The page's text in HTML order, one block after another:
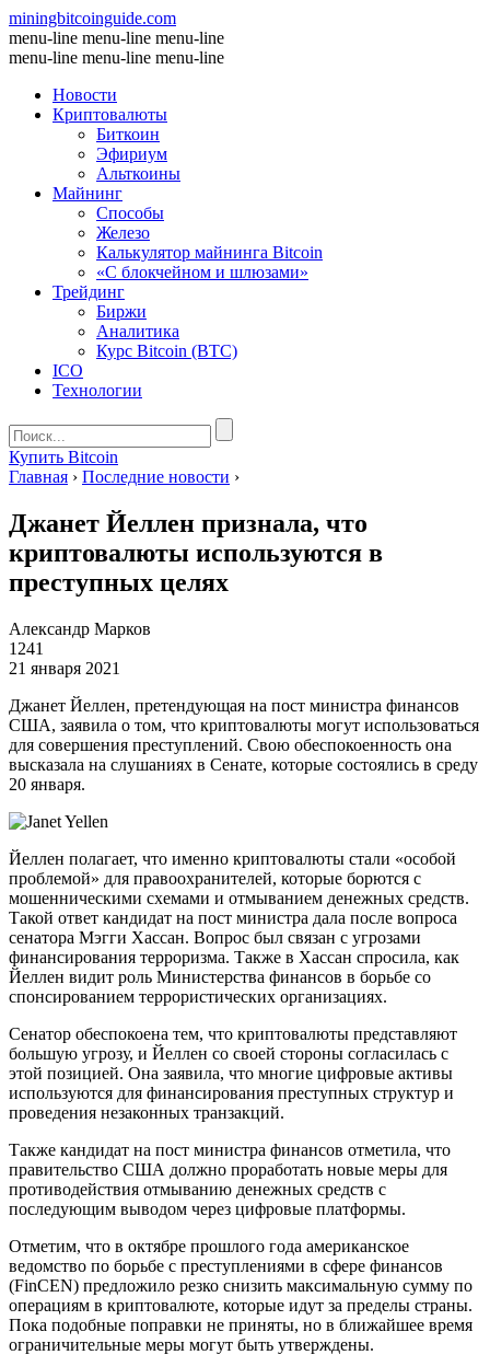
miningbitcoinguide.com
menu-line menu-line menu-line
menu-line menu-line menu-line
Новости
Криптовалюты
Биткоин
Эфириум
Альткоины
Майнинг
Способы
Железо
Калькулятор майнинга Bitcoin
«С блокчейном и шлюзами»
Трейдинг
Биржи
Аналитика
Курс Bitcoin (BTC)
ICO
Технологии
Купить Bitcoin
Главная › Последние новости ›
Джанет Йеллен признала, что
криптовалюты используются в
преступных целях
Александр Марков
1241
21 января 2021
Джанет Йеллен, претендующая на пост министра финансов
США, заявила о том, что криптовалюты могут использоваться
для совершения преступлений. Свою обеспокоенность она
высказала на слушаниях в Сенате, которые состоялись в среду
20 января.
Йеллен полагает, что именно криптовалюты стали «особой
проблемой» для правоохранителей, которые борются с
мошенническими схемами и отмыванием денежных средств.
Такой ответ кандидат на пост министра дала после вопроса
сенатора Мэгги Хассан. Вопрос был связан с угрозами
финансирования терроризма. Также в Хассан спросила, как
Йеллен видит роль Министерства финансов в борьбе со
спонсированием террористических организациях.
Сенатор обеспокоена тем, что криптовалюты представляют
большую угрозу, и Йеллен со своей стороны согласилась с
этой позицией. Она заявила, что многие цифровые активы
используются для финансирования преступных структур и
проведения незаконных транзакций.
Также кандидат на пост министра финансов отметила, что
правительство США должно проработать новые меры для
противодействия отмыванию денежных средств с
последующим выводом через цифровые платформы.
Отметим, что в октябре прошлого года американское
ведомство по борьбе с преступлениями в сфере финансов
(FinCEN) предложило резко снизить максимальную сумму по
операциям в криптовалюте, которые идут за пределы страны.
Пока подобные поправки не приняты, но в ближайшее время
ограничительные меры могут быть утверждены.